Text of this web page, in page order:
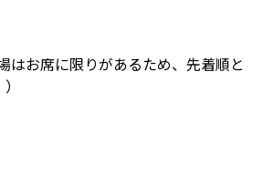
はお席に限りがあるため、先着順と